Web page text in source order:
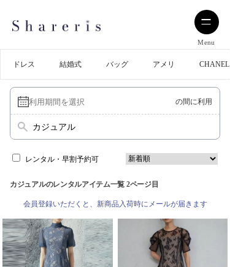
Menu
ドレス 結婚式 バッグ アメリ CHANEL
の間に利用
カジュアル
レンタル・早割予約可
カジュアルのレンタルアイテム一覧 2ページ目
会員登録いただくと、新商品入荷時にメールが届きます